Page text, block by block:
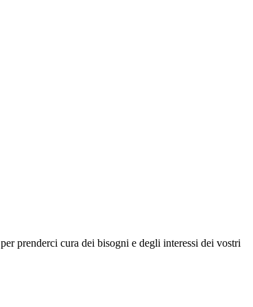
prenderci cura dei bisogni e degli interessi dei vostri